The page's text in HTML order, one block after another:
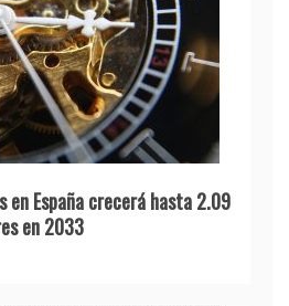
en España crecerá hasta 2.09
en 2033